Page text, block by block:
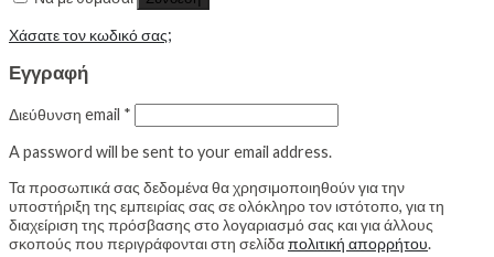
Χάσατε τον κωδικό σας;
Εγγραφή
Διεύθυνση email *
A password will be sent to your email address.
Τα προσωπικά σας δεδομένα θα χρησιμοποιηθούν για την
υποστήριξη της εμπειρίας σας σε ολόκληρο τον ιστότοπο, για τη
διαχείριση της πρόσβασης στο λογαριασμό σας και για άλλους
σκοπούς που περιγράφονται στη σελίδαπολιτική απορρήτου.